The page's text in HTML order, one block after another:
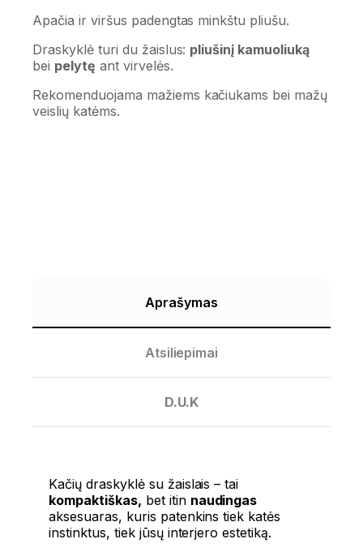
Apačia ir viršus padengtas minkštu pliušu.
Draskyklė turi du žaislus: pliušinį kamuoliuką
bei pelytę ant virvelės.
Rekomenduojama mažiems kačiukams bei mažų
veislių katėms.
Aprašymas
Atsiliepimai
D.U.K
Kačių draskyklė su žaislais – tai
kompaktiškas, bet itin naudingas
aksesuaras, kuris patenkins tiek katės
instinktus, tiek jūsų interjero estetiką.